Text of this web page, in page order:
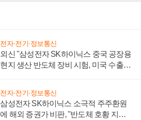
전자·전기·정보통신
외신 "삼성전자 SK하이닉스 중국 공장용
현지 생산 반도체 장비 시험, 미국 수출통
전자·전기·정보통신
삼성전자 SK하이닉스 소극적 주주환원
에 해외 증권가 비판, "반도체 호황 지속